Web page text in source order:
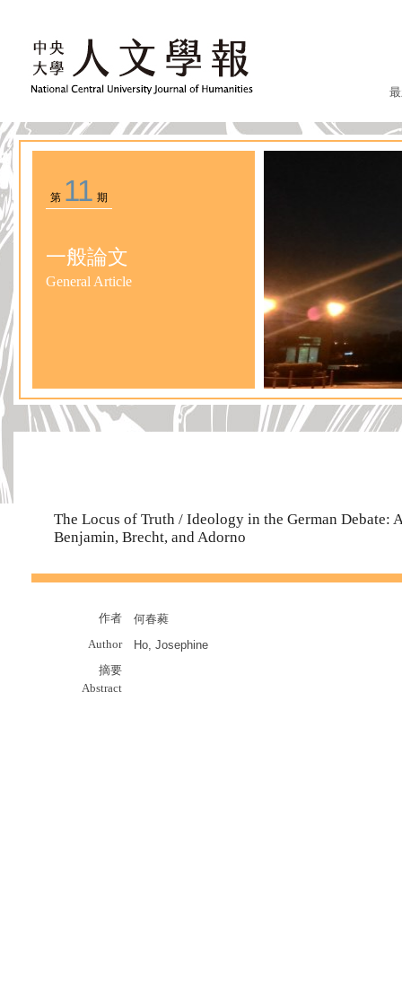
第 11期
一般論文
General Article
The Locus of Truth / Ideology in the German Debate:
Benjamin, Brecht, and Adorno
作者
何春蕤
Author
Ho, Josephine
摘要
Abstract